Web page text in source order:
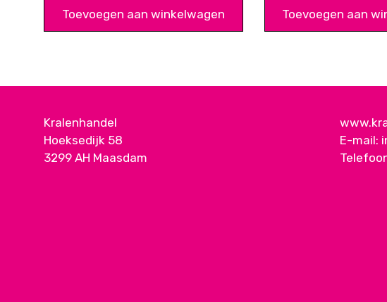
Toevoegen aan winkelwagen Toevoegen aan
Kralenhandel
Hoeksedijk 58
3299 AH Maasdam
E-mail: